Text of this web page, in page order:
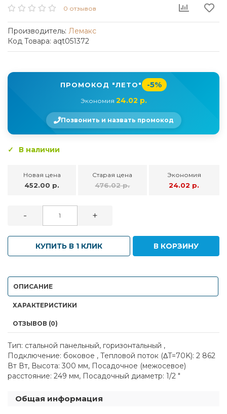
0 отзывов
Производитель: Лемакс
Код Товара: aqt051372
ПРОМОКОД "ЛЕТО" -5%
Экономия 24.02 р.
Позвонить и назвать промокод
В наличии
Новая цена
452.00 р.
Старая цена
476.02 р.
Экономия
24.02 р.
- +
КУПИТЬ В 1 КЛИК В КОРЗИНУ
ОПИСАНИЕ
ХАРАКТЕРИСТИКИ
ОТЗЫВОВ (0)
Тип: стальной панельный, горизонтальный ,
Подключение: боковое , Тепловой поток (ΔT=70K): 2 862
Вт Вт, Высота: 300 мм, Посадочное (межосевое)
расстояние: 249 мм, Посадочный диаметр: 1/2 "
Общая информация